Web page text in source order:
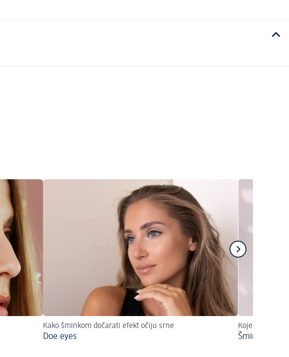
Kako šminkom dočarati efekt očiju srne
Doe eyes
Koje boje
Šminkanje